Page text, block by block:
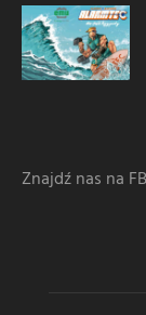
Znajdź nas na FB